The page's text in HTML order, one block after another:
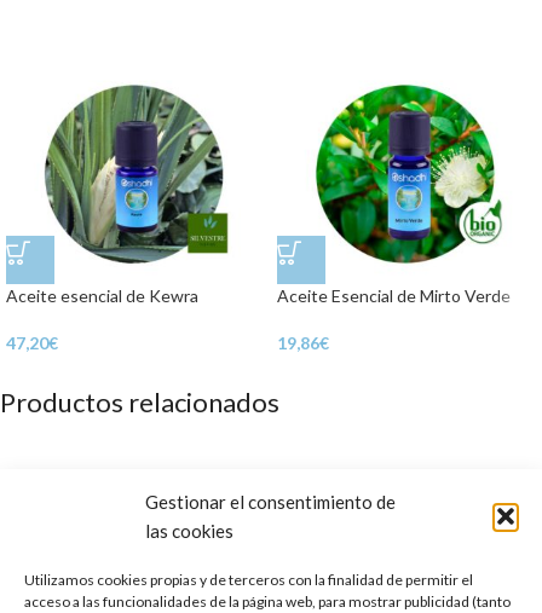
Gestionar el consentimiento de
las cookies
Utilizamos cookies propias y de terceros con la finalidad de permitir el
acceso a las funcionalidades de la página web, para mostrar publicidad (tanto
Aceite esencial de Kewra
47,20€
Aceite Esencial de Mirto Verde
19,86€
Productos relacionados